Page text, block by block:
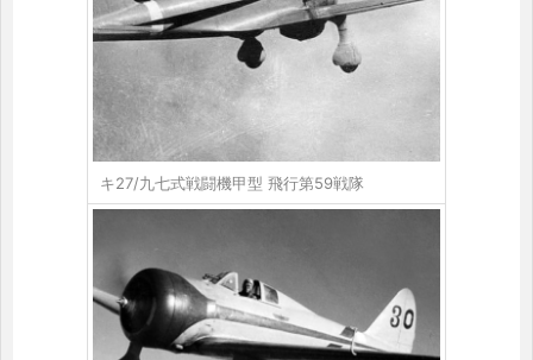
キ27/九七式戦闘機甲型 飛行第59戦隊